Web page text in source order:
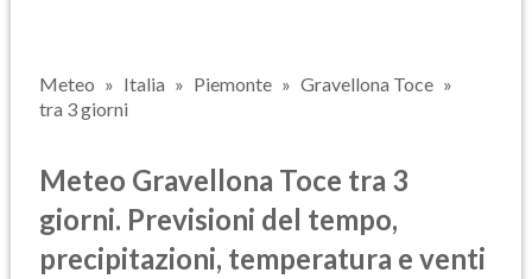
Meteo Italia Piemonte
Gravellona Toce
tra 3 giorni
Meteo Gravellona Toce tra 3
giorni. Previsioni del tempo,
precipitazioni, temperatura e venti